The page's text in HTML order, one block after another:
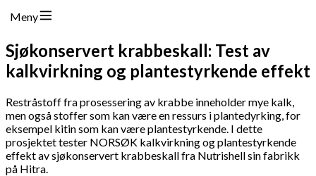
Meny
Sjøkonservert krabbeskall: Test av
kalkvirkning og plantestyrkende effekt
Restråstoff fra prosessering av krabbe inneholder mye kalk,
men også stoffer som kan være en ressurs i plantedyrking, for
eksempel kitin som kan være plantestyrkende. I dette
prosjektet tester NORSØK kalkvirkning og plantestyrkende
effekt av sjøkonservert krabbeskall fra Nutrishell sin fabrikk
på Hitra.